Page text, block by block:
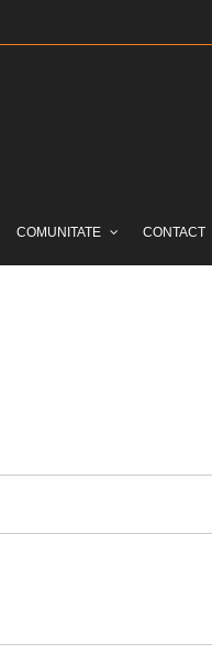
COMUNITATE CONTACT